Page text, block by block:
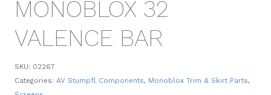
MONOBLOX 32
VALENCE BAR
SKU: 02267
Categories: AV Stumpfl Components, Monoblox Trim & Skirt Parts,